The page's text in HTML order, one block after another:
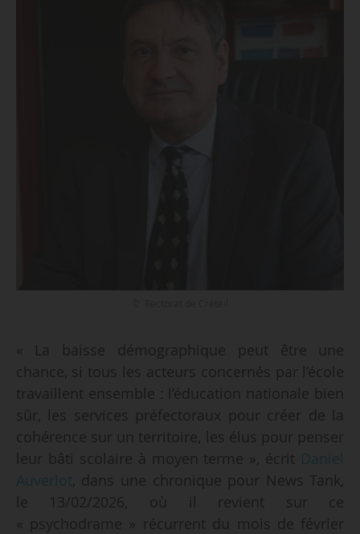
« La baisse démographique peut être une
chance, si tous les acteurs concernés par l’école
travaillent ensemble : l’éducation nationale bien
sûr, les services préfectoraux pour créer de la
cohérence sur un territoire, les élus pour penser
leur bâti scolaire à moyen terme », écrit Daniel
Auverlot, dans une chronique pour News Tank,
le 13/02/2026, où il revient sur ce
« psychodrame » récurrent du mois de février